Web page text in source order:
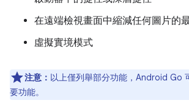
在遠端檢視畫面中縮減任何圖片的
虛擬實境模式
注意： 以上僅列舉部分功能，Android Go
要功能。